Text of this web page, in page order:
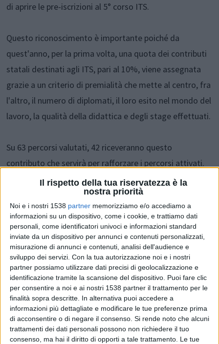
Il rispetto della tua riservatezza è la
nostra priorità
Noi e i nostri 1538 partner memorizziamo e/o accediamo a
informazioni su un dispositivo, come i cookie, e trattiamo dati
personali, come identificatori univoci e informazioni standard
inviate da un dispositivo per annunci e contenuti personalizzati,
misurazione di annunci e contenuti, analisi dell'audience e
sviluppo dei servizi. Con la tua autorizzazione noi e i nostri
partner possiamo utilizzare dati precisi di geolocalizzazione e
identificazione tramite la scansione del dispositivo. Puoi fare clic
per consentire a noi e ai nostri 1538 partner il trattamento per le
finalità sopra descritte. In alternativa puoi accedere a
informazioni più dettagliate e modificare le tue preferenze prima
di acconsentire o di negare il consenso. Si rende noto che alcuni
trattamenti dei dati personali possono non richiedere il tuo
consenso, ma hai il diritto di opporti a tale trattamento. Le tue
di aprire le pre-iscrizioni al 5° corso ITS.
Questo riconoscimento è importante poiché da
quest'anno, per la prima volta, una quota dei contributi
statali destinati agli ITS, pari al 10%, viene assegnata
grazie a un criterio di premialità che mette al centro, fra
l'altro, il numero di diplomati, il loro esito nel mondo del
lavoro, la qualità della didattica e degli stage effettuati.
Su 63 percorsi valutati, 42 riceveranno questo
contributo che servirà per rafforzare i percorsi attivati.
Con il ddl sulla "Buona Scuola" il Governo, già dal 2016,
intende portare dal 10 al 30% la percentuale di risorse
assegnate su base premiale alle singole fondazioni,
tenendo conto del numero dei diplomati e del tasso di
occupabilità a 12 mesi.
I dati di monitoraggio e valutazione della Banca dati
nazionale ITS riguardano percorsi portati a termine nel
corso del triennio 2010-2013.Su 1.512 studenti
censiti, i diplomati sono 1.098(72,6%), di cui 761
(69,3%) risultano essere occupati dopo 6 mesi (650 in